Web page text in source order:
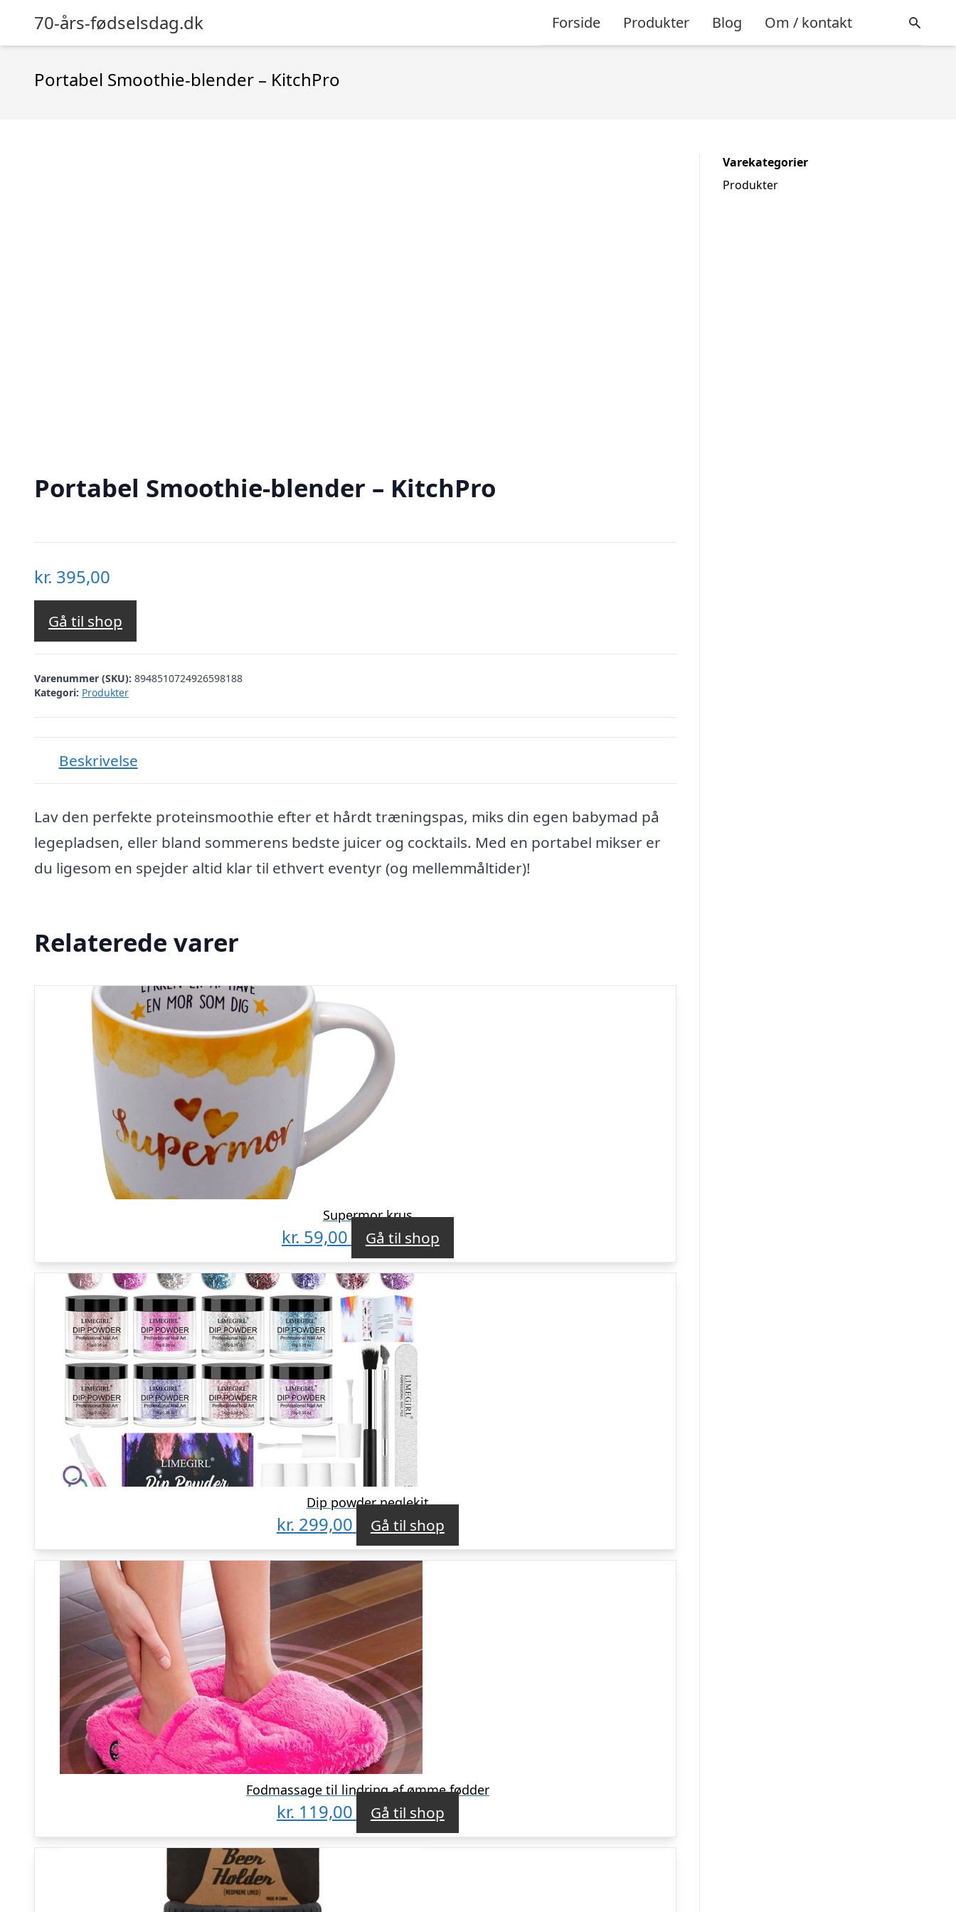
70-års-fødselsdag.dk Forside Produkter Blog Om / kontakt
Portabel Smoothie-blender – KitchPro
Portabel Smoothie-blender – KitchPro
kr. 395,00
Gå til shop
Varenummer (SKU): 8948510724926598188
Kategori: Produkter
Beskrivelse
Lav den perfekte proteinsmoothie efter et hårdt træningspas, miks din egen babymad på
legepladsen, eller bland sommerens bedste juicer og cocktails. Med en portabel mikser er
du ligesom en spejder altid klar til ethvert eventyr (og mellemmåltider)!
Relaterede varer
Supermor krus
kr. 59,00 Gå til shop
Dip powder neglekit
kr. 299,00 Gå til shop
Fodmassage til lindring af ømme fødder
kr. 119,00 Gå til shop
Varekategorier
Produkter